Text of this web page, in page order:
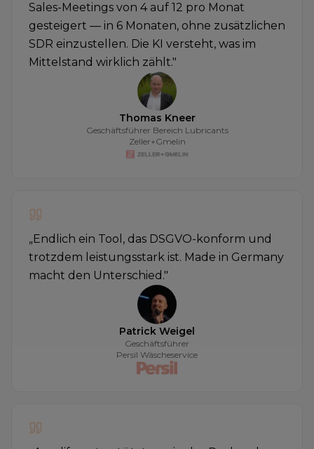
Sales-Meetings von 4 auf 12 pro Monat
gesteigert — in 6 Monaten, ohne zusätzlichen
SDR einzustellen. Die KI versteht, was im
Mittelstand wirklich zählt."
Thomas Kneer
Geschäftsführer Bereich Lubricants
Zeller+Gmelin
„Endlich ein Tool, das DSGVO-konform und
trotzdem leistungsstark ist. Made in Germany
macht den Unterschied."
Patrick Weigel
Geschäftsführer
Persil Wäscheservice